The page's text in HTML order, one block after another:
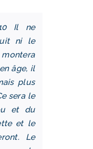
Il ne
ni le
âge, il
plus
sera le
et du
et le
Le